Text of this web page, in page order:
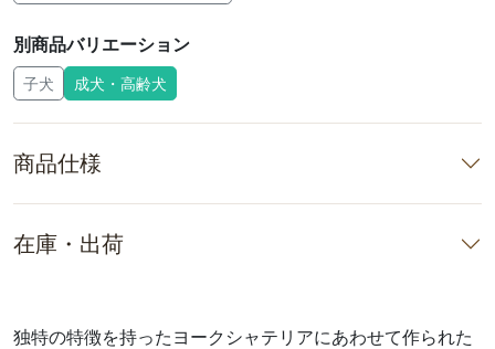
別商品バリエーション
子犬 成犬・高齢犬
商品仕様
在庫・出荷
独特の特徴を持ったヨークシャテリアにあわせて作られた